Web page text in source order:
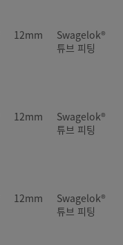
12mm
Swagelok®
튜브 피팅
12mm
Swagelok®
튜브 피팅
12mm
Swagelok®
튜브 피팅